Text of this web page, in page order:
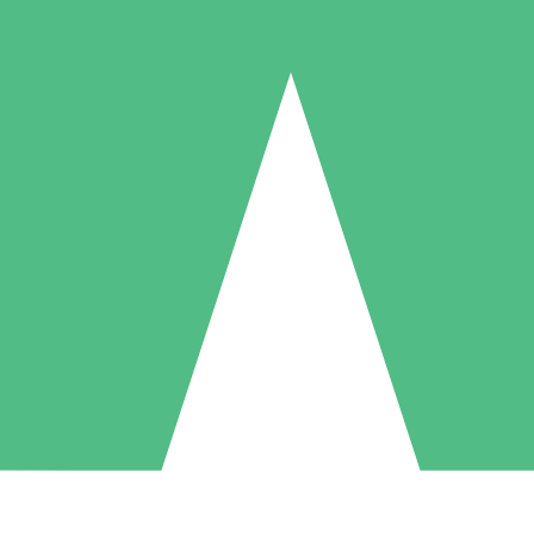
Packs de Crédits Individuels
à l'utilisation avec des crédits de téléchargement. Sans engagement
5 Téléchargements
US$